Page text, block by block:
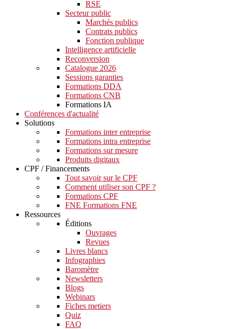
RSE
Secteur public
Marchés publics
Contrats publics
Fonction publique
Intelligence artificielle
Reconversion
Catalogue 2026
Sessions garanties
Formations DDA
Formations CNB
Formations IA
Conférences d'actualité
Solutions
Formations inter entreprise
Formations intra entreprise
Formations sur mesure
Produits digitaux
CPF / Financements
Tout savoir sur le CPF
Comment utiliser son CPF ?
Formations CPF
FNE Formations FNE
Ressources
Éditions
Ouvrages
Revues
Livres blancs
Infographies
Baromètre
Newsletters
Blogs
Webinars
Fiches metiers
Quiz
FAQ